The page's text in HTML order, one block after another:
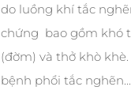
do luồng khí tắc
chứng bao gồm khó
(đờm) và thở khò
bệnh phổi tắc nghẽn...